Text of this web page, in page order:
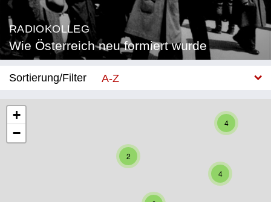
RADIOKOLLEG
Wie Österreich neu formiert wurde
Sortierung/Filter
A-Z
Burgenland
4
2
4
+
−